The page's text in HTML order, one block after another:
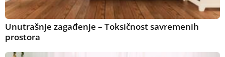
Unutrašnje zagađenje – Toksičnost savremenih
prostora